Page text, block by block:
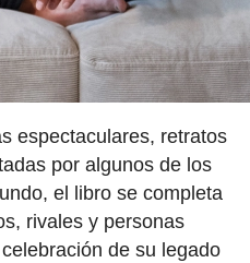
espectaculares, retratos
por algunos de los
el libro se completa
rivales y personas
de su legado